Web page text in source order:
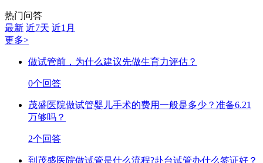
热门问答
最新 近7天 近1月
更多>
做试管前，为什么建议先做生育力评估？
0个回答
茂盛医院做试管婴儿手术的费用一般是多少？准备6.21
万够吗？
2个回答
到茂盛医院做试管是什么流程?赴台试管办什么签证好？